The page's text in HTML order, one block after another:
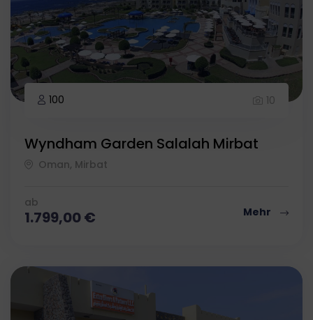
100 10
Wyndham Garden Salalah Mirbat
Oman, Mirbat
ab
1.799,00€ Mehr